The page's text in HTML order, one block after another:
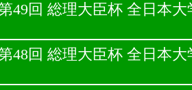
49回 総理大臣杯 全日本
48回 総理大臣杯 全日本